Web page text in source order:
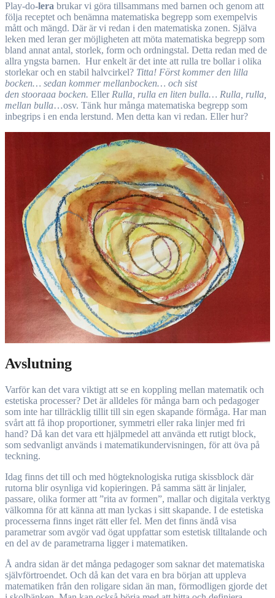
Play-do-lera brukar vi göra tillsammans med barnen och genom att
följa receptet och benämna matematiska begrepp som exempelvis
mått och mängd. Där är vi redan i den matematiska zonen. Själva
leken med leran ger möjligheten att möta matematiska begrepp som
bland annat antal, storlek, form och ordningstal. Detta redan med de
allra yngsta barnen. Hur enkelt är det inte att rulla tre bollar i olika
storlekar och en stabil halvcirkel? Titta! Först kommer den lilla
bocken… sedan kommer mellanbocken… och sist
den stooraaa bocken. Eller Rulla, rulla en liten bulla… Rulla, rulla,
mellan bulla…osv. Tänk hur många matematiska begrepp som
inbegrips i en enda lerstund. Men detta kan vi redan. Eller hur?
Avslutning
Varför kan det vara viktigt att se en koppling mellan matematik och
estetiska processer? Det är alldeles för många barn och pedagoger
som inte har tillräcklig tillit till sin egen skapande förmåga. Har man
svårt att få ihop proportioner, symmetri eller raka linjer med fri
hand? Då kan det vara ett hjälpmedel att använda ett rutigt block,
som sedvanligt används i matematikundervisningen, för att öva på
teckning.
Idag finns det till och med högteknologiska rutiga skissblock där
rutorna blir osynliga vid kopieringen. På samma sätt är linjaler,
passare, olika former att ”rita av formen”, mallar och digitala verktyg
välkomna för att känna att man lyckas i sitt skapande. I de estetiska
processerna finns inget rätt eller fel. Men det finns ändå visa
parametrar som avgör vad ögat uppfattar som estetisk tilltalande och
en del av de parametrarna ligger i matematiken.
Å andra sidan är det många pedagoger som saknar det matematiska
självförtroendet. Och då kan det vara en bra början att uppleva
matematiken från den roligare sidan än man, förmodligen gjorde det